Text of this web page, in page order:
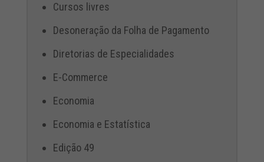
Cursos livres
Desoneração da Folha de Pagamento
Diretorias de Especialidades
E-Commerce
Economia
Economia e Estatística
Edição 49